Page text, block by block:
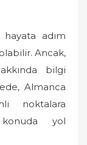
adım
Ancak,
bilgi
Almanca
noktalara
yol